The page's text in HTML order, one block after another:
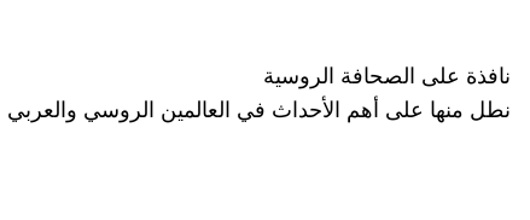
نافذة على الصحافة الروسية
نطل منها على أهم الأحداث في العالمين الروسي والعربي